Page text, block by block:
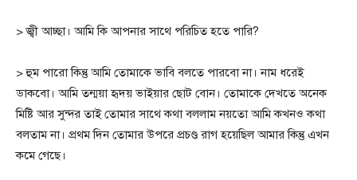
> জ্বী আচ্ছা। আমি কি আপনার সাথে পরিচিত হতে পারি?
> হুম পারো কিন্তু আমি তোমাকে ভাবি বলতে পারবো না। নাম ধরেই
ডাকবো। আমি তন্ময়া হৃদয় ভাইয়ার ছোট বোন। তোমাকে দেখতে অনেক
মিষ্টি আর সুন্দর তাই তোমার সাথে কথা বললাম নয়তো আমি কখনও কথা
বলতাম না। প্রথম দিন তোমার উপরে প্রচণ্ড রাগ হয়েছিল আমার কিন্তু এখন
কমে গেছে।